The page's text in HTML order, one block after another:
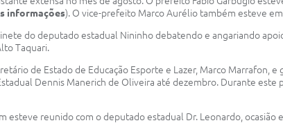
informações). O vice-prefeito Marco Aurélio também esteve
do deputado estadual Nininho debatendo e angariando
Taquari.
de Estado de Educação Esporte e Lazer, Marco Marrafon,
Dennis Manerich de Oliveira até dezembro. Durante
esteve reunido com o deputado estadual Dr. Leonardo,